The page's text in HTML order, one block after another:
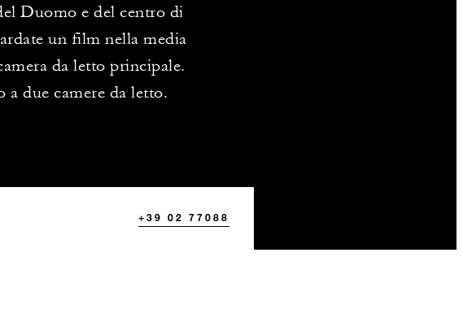
Duomo e del centro di
un film nella media
da letto principale.
a due camere da letto.
+39 02 77088